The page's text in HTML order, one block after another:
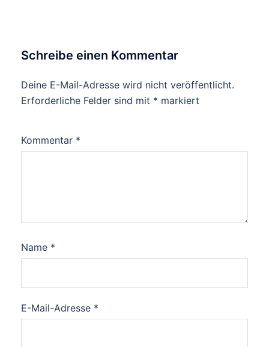
Schreibe einen Kommentar
Deine E-Mail-Adresse wird nicht veröffentlicht.
Erforderliche Felder sind mit * markiert
Kommentar *
Name *
E-Mail-Adresse *